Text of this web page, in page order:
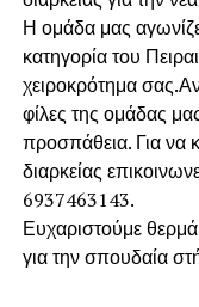
Η ομάδα μας
κατηγορία του
χειροκρότημα
φίλες της ομάδας
προσπάθεια. Για να
διαρκείας
6937463143.
Ευχαριστούμε
για την σπουδαία